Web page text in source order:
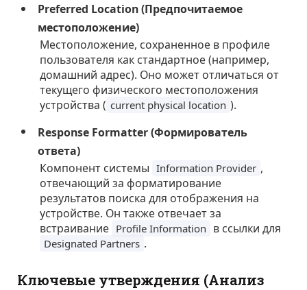
Preferred Location (Предпочитаемое
местоположение)
Местоположение, сохраненное в профиле
пользователя как стандартное (например,
домашний адрес). Оно может отличаться от
текущего физического местоположения
устройства ( current physical location ).
Response Formatter (Формирователь
ответа)
Компонент системы Information Provider ,
отвечающий за форматирование
результатов поиска для отображения на
устройстве. Он также отвечает за
встраивание Profile Information в ссылки для
Designated Partners .
Ключевые утверждения (Анализ